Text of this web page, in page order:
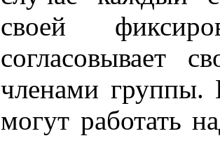
своей
согласовывает
членами группы.
могут работать